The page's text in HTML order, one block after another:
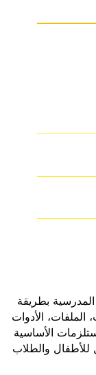
بطريقة
الملفات، الأدوات
الأساسية
للأطفال والطلاب